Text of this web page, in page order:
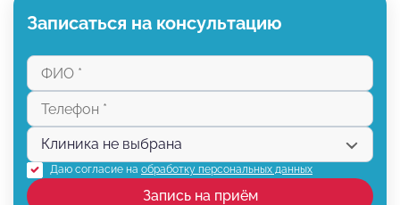
Записаться на консультацию
Даю согласие на обработку персональных данных
Запись на приём